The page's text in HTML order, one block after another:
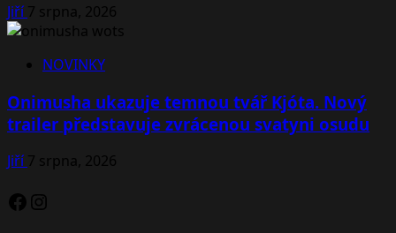
Jiří7 srpna, 2026
NOVINKY
Onimusha ukazuje temnou tvář Kjóta. Nový
trailer představuje zvrácenou svatyni osudu
Jiří7 srpna, 2026
Facebook
Instagram